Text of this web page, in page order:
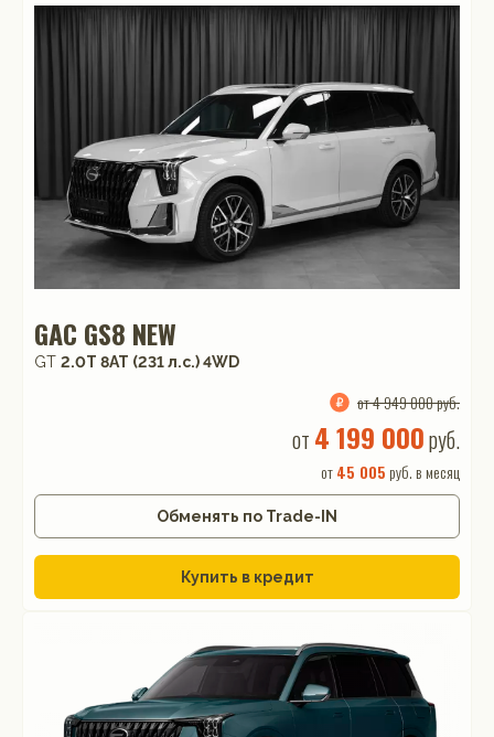
GAC GS8 NEW
GT 2.0T 8AT (231 л.с.) 4WD
от 4 949 000 руб.
от 4 199 000руб.
от45 005 руб. в месяц
Обменять по Trade-IN
Купить в кредит